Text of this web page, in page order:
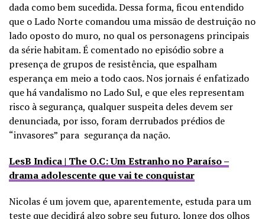
dada como bem sucedida. Dessa forma, ficou entendido
que o Lado Norte comandou uma missão de destruição no
lado oposto do muro, no qual os personagens principais
da série habitam. É comentado no episódio sobre a
presença de grupos de resistência, que espalham
esperança em meio a todo caos. Nos jornais é enfatizado
que há vandalismo no Lado Sul, e que eles representam
risco à segurança, qualquer suspeita deles devem ser
denunciada, por isso, foram derrubados prédios de
“invasores” para segurança da nação.
LesB Indica | The O.C: Um Estranho no Paraíso –
drama adolescente que vai te conquistar
Nicolas é um jovem que, aparentemente, estuda para um
teste que decidirá algo sobre seu futuro, longe dos olhos